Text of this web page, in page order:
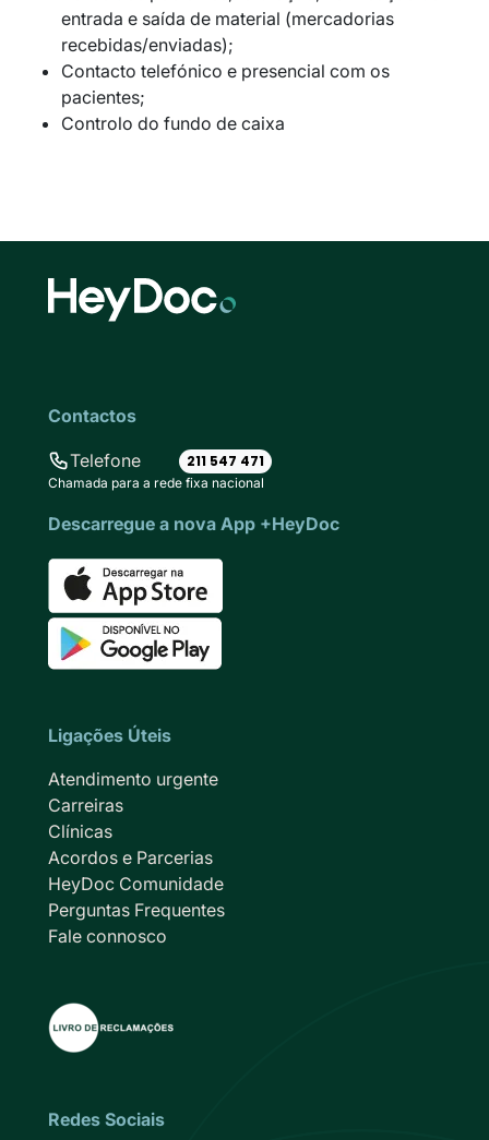
entrada e saída de material (mercadorias
recebidas/enviadas);
Contacto telefónico e presencial com os
pacientes;
Controlo do fundo de caixa
Contactos
Telefone 211 547 471
Chamada para a rede fixa nacional
Descarregue a nova App +HeyDoc
Ligações Úteis
Atendimento urgente
Carreiras
Clínicas
Acordos e Parcerias
HeyDoc Comunidade
Perguntas Frequentes
Fale connosco
Redes Sociais